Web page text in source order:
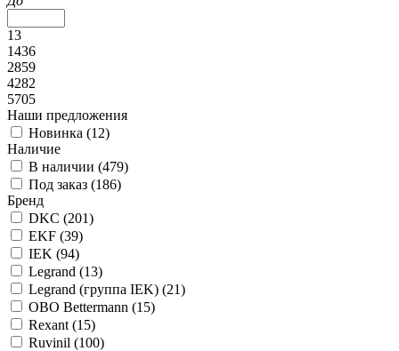
13
1436
2859
4282
5705
Наши предложения
Новинка (12)
Наличие
В наличии (479)
Под заказ (186)
Бренд
DKC (201)
EKF (39)
IEK (94)
Legrand (13)
Legrand (группа IEK) (21)
OBO Bettermann (15)
Rexant (15)
Ruvinil (100)